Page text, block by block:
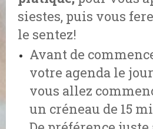
siestes, puis vous
le sentez!
Avant de
votre agenda le
vous allez
un créneau de 15